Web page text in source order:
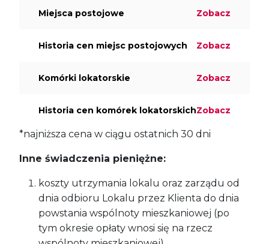
Miejsca postojowe Zobacz
Historia cen miejsc postojowych Zobacz
Komórki lokatorskie Zobacz
Historia cen komórek lokatorskichZobacz
*najniższa cena w ciągu ostatnich 30 dni
Inne świadczenia pieniężne:
koszty utrzymania lokalu oraz zarządu od
dnia odbioru Lokalu przez Klienta do dnia
powstania wspólnoty mieszkaniowej (po
tym okresie opłaty wnosi się na rzecz